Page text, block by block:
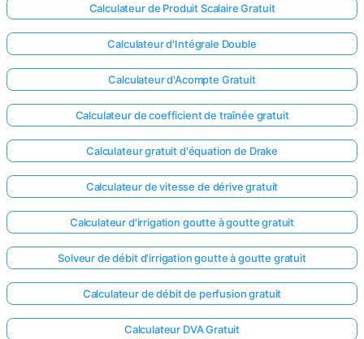
Connectez-
vous ici !
Calculateur de Produit Scalaire Gratuit
Calculateur d'Intégrale Double
Calculateur d'Acompte Gratuit
Calculateur de coefficient de traînée gratuit
Calculateur gratuit d'équation de Drake
Calculateur de vitesse de dérive gratuit
Calculateur d'irrigation goutte à goutte gratuit
Solveur de débit d'irrigation goutte à goutte gratuit
Calculateur de débit de perfusion gratuit
Calculateur DVA Gratuit